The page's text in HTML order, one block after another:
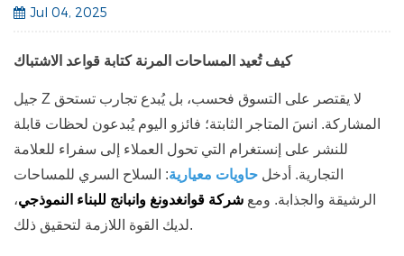
Jul 04, 2025
كيف تُعيد المساحات المرنة كتابة قواعد الاشتباك
جيل Z لا يقتصر على التسوق فحسب، بل يُبدع تجارب تستحق
المشاركة. انسَ المتاجر الثابتة؛ فائزو اليوم يُبدعون لحظات قابلة
للنشر على إنستغرام التي تحول العملاء إلى سفراء للعلامة
التجارية. أدخل حاويات معيارية: السلاح السري للمساحات
الرشيقة والجذابة. ومع شركة قوانغدونغ وانبانج للبناء النموذجي،
لديك القوة اللازمة لتحقيق ذلك.